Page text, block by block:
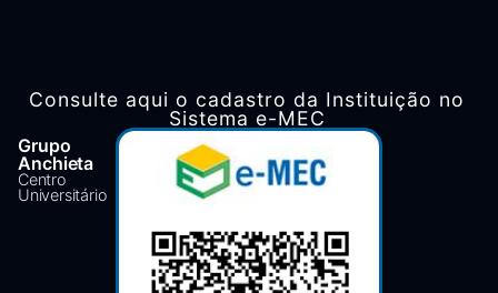
Grupo
Anchieta
Centro
Universitário
Consulte aqui o cadastro da Instituição no
Sistema e-MEC